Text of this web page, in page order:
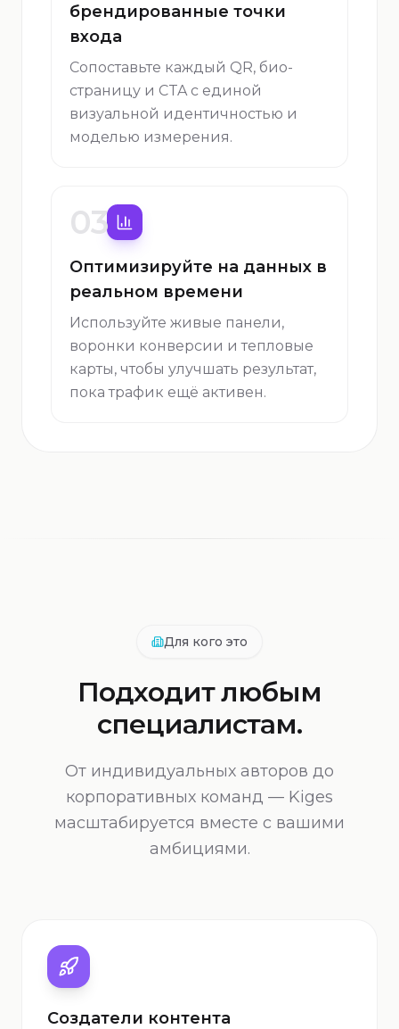
брендированные точки
входа
Сопоставьте каждый QR, био-
страницу и CTA с единой
визуальной идентичностью и
моделью измерения.
03
Оптимизируйте на данных в
реальном времени
Используйте живые панели,
воронки конверсии и тепловые
карты, чтобы улучшать результат,
пока трафик ещё активен.
Для кого это
Подходит любым
специалистам.
От индивидуальных авторов до
корпоративных команд — Kiges
масштабируется вместе с вашими
амбициями.
Создатели контента